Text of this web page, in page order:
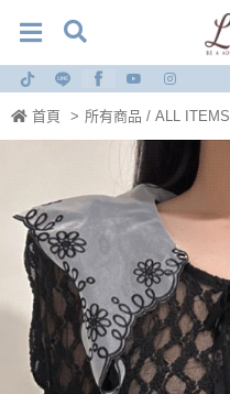
首頁 > 所有商品 / ALL ITEMS